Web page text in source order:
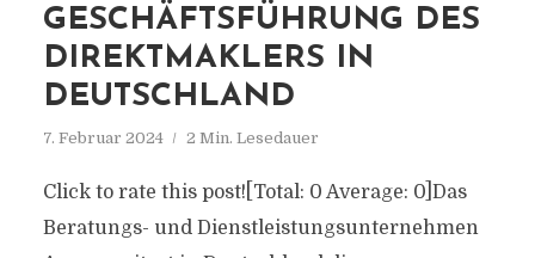
GESCHÄFTSFÜHRUNG DES
DIREKTMAKLERS IN
DEUTSCHLAND
7. Februar 2024 2 Min. Lesedauer
Click to rate this post![Total: 0 Average: 0]Das
Beratungs- und Dienstleistungsunternehmen